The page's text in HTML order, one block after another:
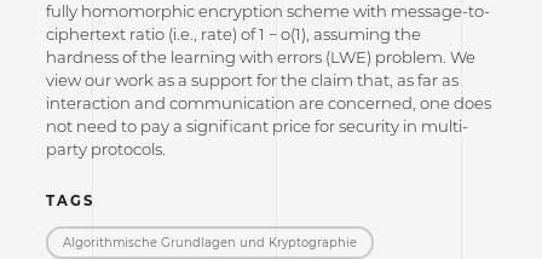
fully homomorphic encryption scheme with message-to-
ciphertext ratio (i.e., rate) of 1 − o(1), assuming the
hardness of the learning with errors (LWE) problem. We
view our work as a support for the claim that, as far as
interaction and communication are concerned, one does
not need to pay a significant price for security in multi-
party protocols.
TAGS
Algorithmische Grundlagen und Kryptographie